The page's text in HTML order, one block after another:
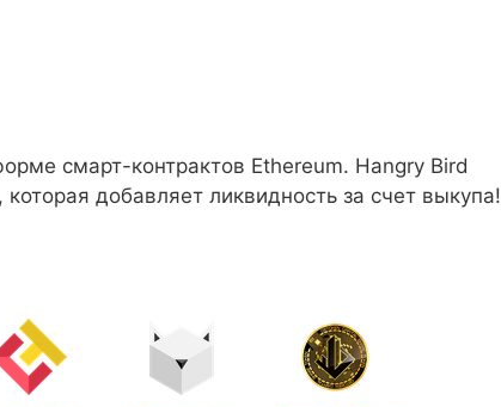
смарт-контрактов Ethereum. Hangry Bird
добавляет ликвидность за счет выкупа!